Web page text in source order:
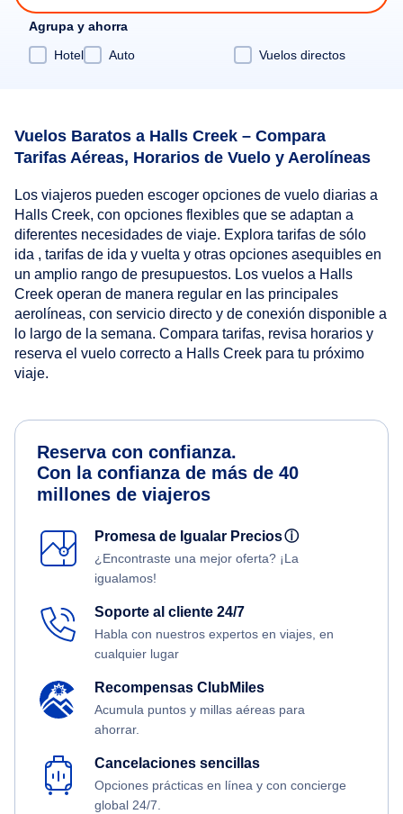
Agrupa y ahorra
Hotel
Auto Vuelos directos
Vuelos Baratos a Halls Creek – Compara
Tarifas Aéreas, Horarios de Vuelo y Aerolíneas
Los viajeros pueden escoger opciones de vuelo diarias a
Halls Creek, con opciones flexibles que se adaptan a
diferentes necesidades de viaje. Explora tarifas de sólo
ida , tarifas de ida y vuelta y otras opciones asequibles en
un amplio rango de presupuestos. Los vuelos a Halls
Creek operan de manera regular en las principales
aerolíneas, con servicio directo y de conexión disponible a
lo largo de la semana. Compara tarifas, revisa horarios y
reserva el vuelo correcto a Halls Creek para tu próximo
viaje.
Reserva con confianza.
Con la confianza de más de 40
millones de viajeros
Promesa de Igualar Preciosⓘ
¿Encontraste una mejor oferta? ¡La
igualamos!
Soporte al cliente 24/7
Habla con nuestros expertos en viajes, en
cualquier lugar
Recompensas ClubMiles
Acumula puntos y millas aéreas para
ahorrar.
Cancelaciones sencillas
Opciones prácticas en línea y con concierge
global 24/7.